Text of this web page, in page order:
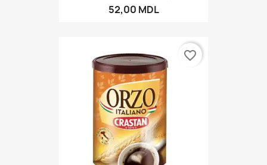
52,00 MDL
favorite_border